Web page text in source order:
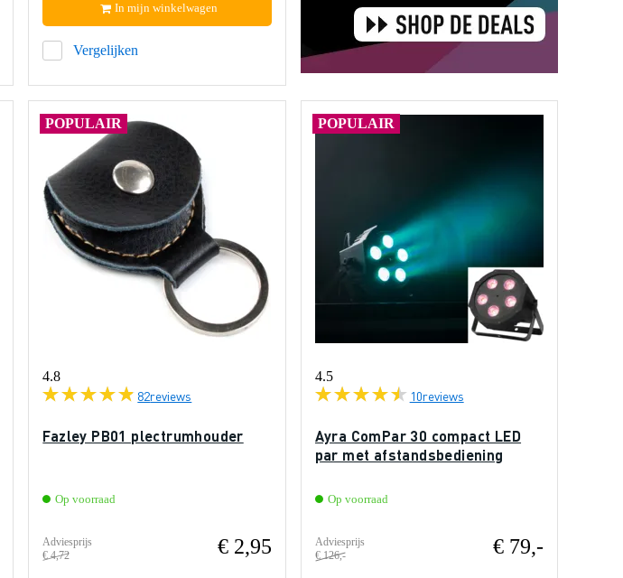
Vergelijken
In mijn winkelwagen
POPULAIR
4.8
82reviews
Fazley PB01 plectrumhouder
Op voorraad
Adviesprijs
€ 4,72
€ 2,95
POPULAIR
4.5
10reviews
Ayra ComPar 30 compact LED
par met afstandsbediening
Op voorraad
Adviesprijs
€ 126,-
€ 79,-